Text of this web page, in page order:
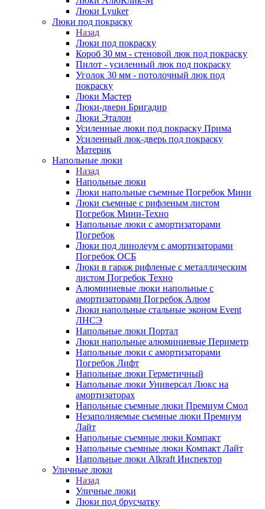
Люки Lyuker
Люки под покраску
Назад
Люки под покраску
Короб 30 мм - стеновой люк под покраску
Пилот - усиленный люк под покраску
Уголок 30 мм - потолочный люк под
покраску
Люки Мастер
Люки-двери Бригадир
Люки Эталон
Усиленные люки под покраску Прима
Усиленный люк-дверь под покраску
Материк
Напольные люки
Назад
Напольные люки
Люки напольные съемные Погребок Мини
Люки съемные с рифленым листом
Погребок Мини-Техно
Напольные люки с амортизаторами
Погребок
Люки под линолеум с амортизаторами
Погребок ОСБ
Люки в гараж рифленые с металлическим
листом Погребок Техно
Алюминиевые люки напольные с
амортизаторами Погребок Алюм
Люки напольные стальные эконом Event
ЛНСЭ
Напольные люки Портал
Люки напольные алюминиевые Периметр
Напольные люки с амортизаторами
Погребок Лифт
Напольные люки Герметичный
Напольные люки Универсал Люкс на
амортизаторах
Напольные съемные люки Премиум Смол
Незаполняемые съемные люки Премиум
Лайт
Напольные съемные люки Компакт
Напольные съемные люки Компакт Лайт
Напольные люки Alkraft Инспектор
Уличные люки
Назад
Уличные люки
Люки под брусчатку